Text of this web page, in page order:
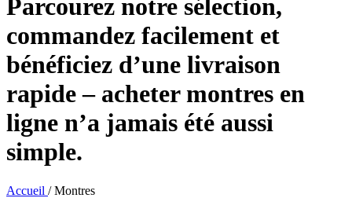
Parcourez notre sélection,
commandez facilement et
bénéficiez d’une livraison
rapide – acheter montres en
ligne n’a jamais été aussi
simple.
Accueil / Montres